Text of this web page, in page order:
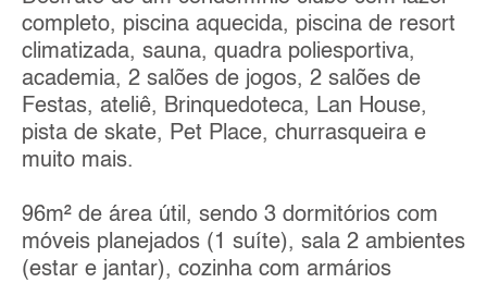
completo, piscina aquecida, piscina de resort
climatizada, sauna, quadra poliesportiva,
academia, 2 salões de jogos, 2 salões de
Festas, ateliê, Brinquedoteca, Lan House,
pista de skate, Pet Place, churrasqueira e
muito mais.
96m² de área útil, sendo 3 dormitórios com
móveis planejados (1 suíte), sala 2 ambientes
(estar e jantar), cozinha com armários